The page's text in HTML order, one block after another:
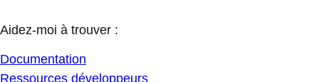
Aidez-moi à trouver :
Documentation
Ressources développeurs